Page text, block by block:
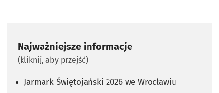
Najważniejsze informacje
(kliknij, aby przejść)
Jarmark Świętojański 2026 we Wrocławiu